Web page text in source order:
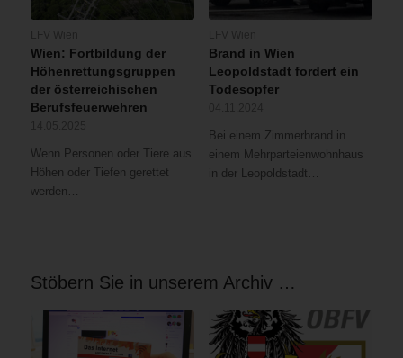
Wien: Fortbildung der
Höhenrettungsgruppen
der österreichischen
Berufsfeuerwehren
Wenn Personen oder Tiere aus
Höhen oder Tiefen gerettet
werden…
Brand in Wien
Leopoldstadt fordert ein
Todesopfer
Bei einem Zimmerbrand in
einem Mehrparteienwohnhaus
in der Leopoldstadt…
Stöbern Sie in unserem Archiv …